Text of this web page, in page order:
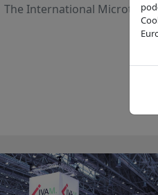
The International